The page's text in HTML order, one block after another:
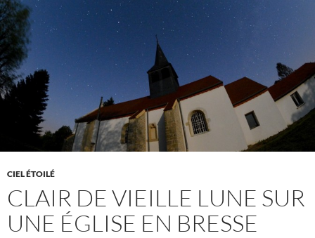
CIEL ÉTOILÉ
CLAIR DE VIEILLE LUNE SUR
UNE ÉGLISE EN BRESSE